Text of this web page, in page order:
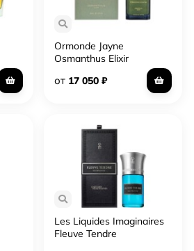
Ormonde Jayne
Osmanthus Elixir
от 17 050 ₽
Les Liquides Imaginaires
Fleuve Tendre